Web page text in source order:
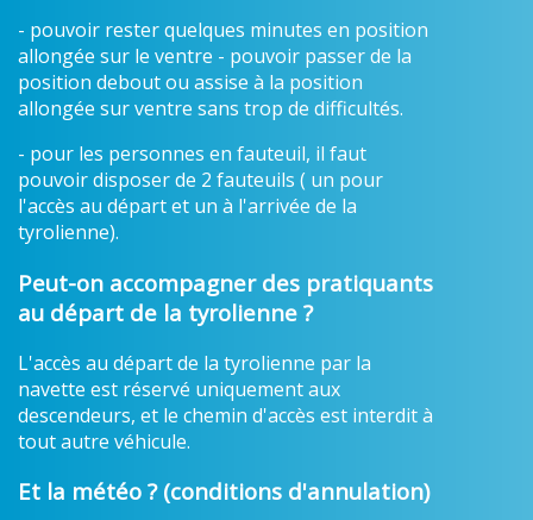
- pouvoir rester quelques minutes en position
allongée sur le ventre - pouvoir passer de la
position debout ou assise à la position
allongée sur ventre sans trop de difficultés.
- pour les personnes en fauteuil, il faut
pouvoir disposer de 2 fauteuils ( un pour
l'accès au départ et un à l'arrivée de la
tyrolienne).
Peut-on accompagner des pratiquants
au départ de la tyrolienne ?
L'accès au départ de la tyrolienne par la
navette est réservé uniquement aux
descendeurs, et le chemin d'accès est interdit à
tout autre véhicule.
Et la météo ? (conditions d'annulation)